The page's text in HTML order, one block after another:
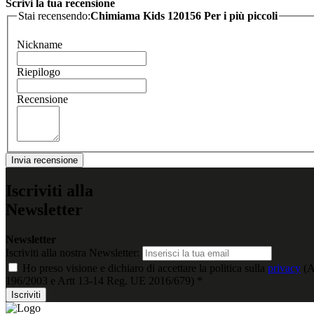
Scrivi la tua recensione
Stai recensendo:Chimiama Kids 120156 Per i più piccoli
Nickname
Riepilogo
Recensione
Invia recensione
Iscriviti alla
Newsletter
Newsletter
Iscriviti alla nostra Newsletter:
Ho preso visione e dichiaro di accettare la politica sulla privacy
196/2003 e Artt 13-14 Reg. UE 2016/679) *
Iscriviti